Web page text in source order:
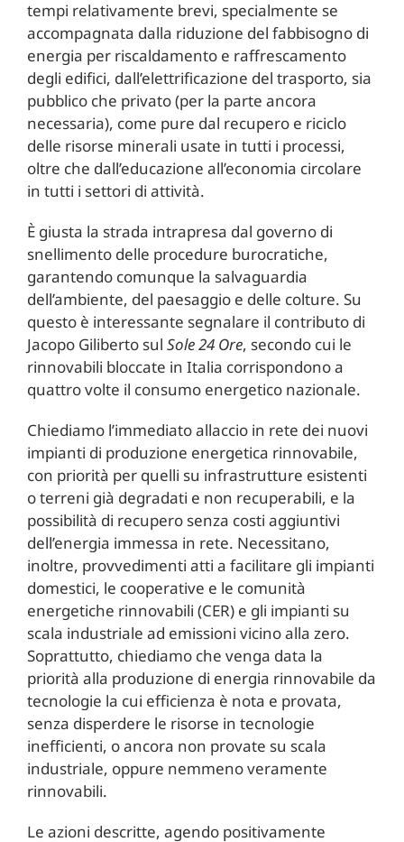
tempi relativamente brevi, specialmente se
accompagnata dalla riduzione del fabbisogno di
energia per riscaldamento e raffrescamento
degli edifici, dall’elettrificazione del trasporto, sia
pubblico che privato (per la parte ancora
necessaria), come pure dal recupero e riciclo
delle risorse minerali usate in tutti i processi,
oltre che dall’educazione all’economia circolare
in tutti i settori di attività.
È giusta la strada intrapresa dal governo di
snellimento delle procedure burocratiche,
garantendo comunque la salvaguardia
dell’ambiente, del paesaggio e delle colture. Su
questo è interessante segnalare il contributo di
Jacopo Giliberto sul Sole 24 Ore, secondo cui le
rinnovabili bloccate in Italia corrispondono a
quattro volte il consumo energetico nazionale.
Chiediamo l’immediato allaccio in rete dei nuovi
impianti di produzione energetica rinnovabile,
con priorità per quelli su infrastrutture esistenti
o terreni già degradati e non recuperabili, e la
possibilità di recupero senza costi aggiuntivi
dell’energia immessa in rete. Necessitano,
inoltre, provvedimenti atti a facilitare gli impianti
domestici, le cooperative e le comunità
energetiche rinnovabili (CER) e gli impianti su
scala industriale ad emissioni vicino alla zero.
Soprattutto, chiediamo che venga data la
priorità alla produzione di energia rinnovabile da
tecnologie la cui efficienza è nota e provata,
senza disperdere le risorse in tecnologie
inefficienti, o ancora non provate su scala
industriale, oppure nemmeno veramente
rinnovabili.
Le azioni descritte, agendo positivamente